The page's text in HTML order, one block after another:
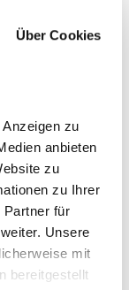
Über Cookies
zu
anbieten
zu
zu Ihrer
Partner für
Unsere
mit
bereitgestellt
sich die Bäume